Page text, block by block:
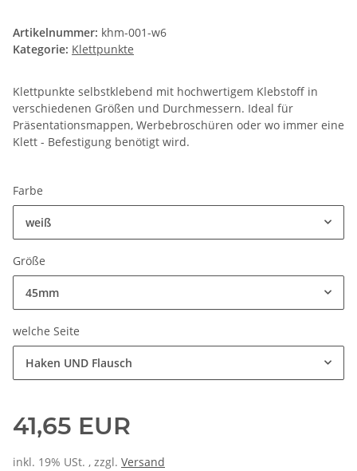
Artikelnummer: khm-001-w6
Kategorie: Klettpunkte
Klettpunkte selbstklebend mit hochwertigem Klebstoff in
verschiedenen Größen und Durchmessern. Ideal für
Präsentationsmappen, Werbebroschüren oder wo immer eine
Klett - Befestigung benötigt wird.
Farbe
weiß
Größe
45mm
welche Seite
Haken UND Flausch
41,65 EUR
inkl. 19% USt. , zzgl. Versand